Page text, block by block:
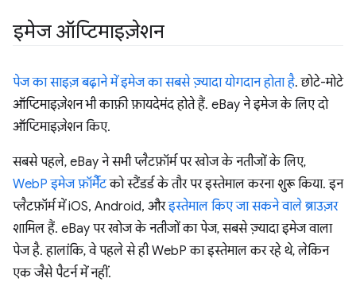
इमेज ऑप्टिमाइज़ेशन
पेज का साइज़ बढ़ाने में इमेज का सबसे ज़्यादा योगदान होता है. छोटे-मोटे
ऑप्टिमाइज़ेशन भी काफ़ी फ़ायदेमंद होते हैं. eBay ने इमेज के लिए दो
ऑप्टिमाइज़ेशन किए.
सबसे पहले, eBay ने सभी प्लैटफ़ॉर्म पर खोज के नतीजों के लिए,
WebP इमेज फ़ॉर्मैटको स्टैंडर्ड के तौर पर इस्तेमाल करना शुरू किया. इन
प्लैटफ़ॉर्म में iOS, Android, औरइस्तेमाल किए जा सकने वाले ब्राउज़र
शामिल हैं. eBay पर खोज के नतीजों का पेज, सबसे ज़्यादा इमेज वाला
पेज है. हालांकि, वे पहले से ही WebP का इस्तेमाल कर रहे थे, लेकिन
एक जैसे पैटर्न में नहीं.